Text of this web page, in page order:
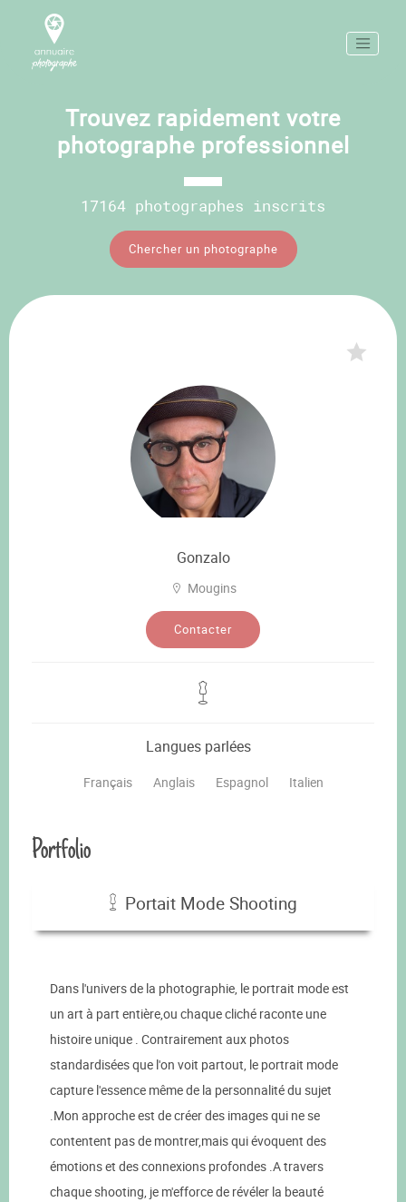
Trouvez rapidement votre
photographe professionnel
17164 photographes inscrits
Chercher un photographe
Gonzalo
Mougins
Contacter
Langues parlées
Français Anglais Espagnol Italien
Portfolio
Portait Mode Shooting
Dans l'univers de la photographie, le portrait mode est
un art à part entière,ou chaque cliché raconte une
histoire unique . Contrairement aux photos
standardisées que l'on voit partout, le portrait mode
capture l'essence même de la personnalité du sujet
.Mon approche est de créer des images qui ne se
contentent pas de montrer,mais qui évoquent des
émotions et des connexions profondes .A travers
chaque shooting, je m'efforce de révéler la beauté